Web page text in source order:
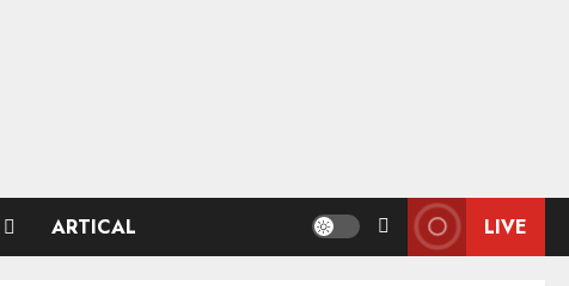
ARTICAL LIVE